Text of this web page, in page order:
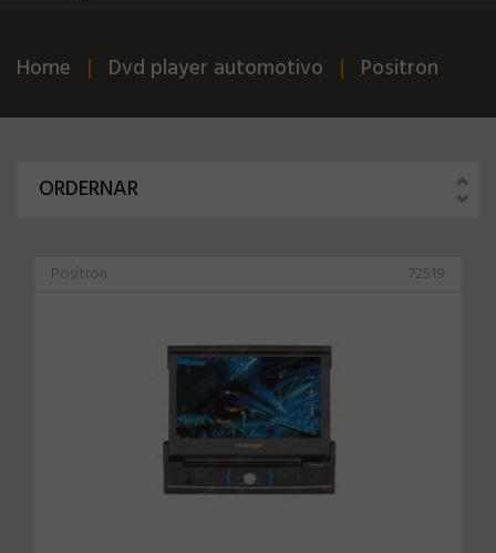
Home Dvd player automotivo Positron
ORDERNAR
Positron 72519